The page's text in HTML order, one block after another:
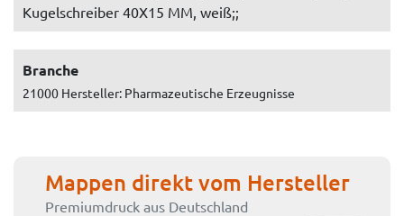
Kugelschreiber 40X15 MM, weiß;;
Branche
21000 Hersteller: Pharmazeutische Erzeugnisse
Mappen direkt vom Hersteller
Premiumdruck aus Deutschland